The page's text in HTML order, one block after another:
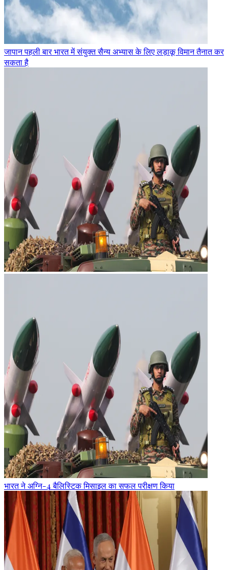
जापान पहली बार भारत में संयुक्त सैन्य अभ्यास के लिए लड़ाकू विमान तैनात कर
सकता है
भारत ने अग्नि-4 बैलिस्टिक मिसाइल का सफल परीक्षण किया